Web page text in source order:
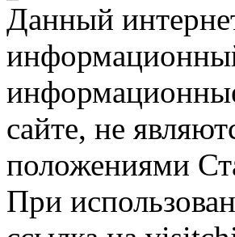
Данный
сайте, не
положениями
При